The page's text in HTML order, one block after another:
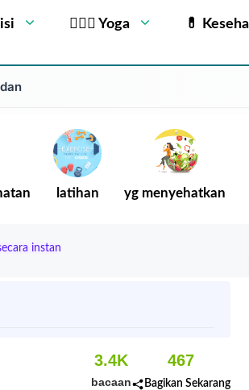
🧘🏻‍♂️ Yoga 💊
latihan yg menyehatkan
instan
3.4K
bacaan
467
Bagikan Sekarang